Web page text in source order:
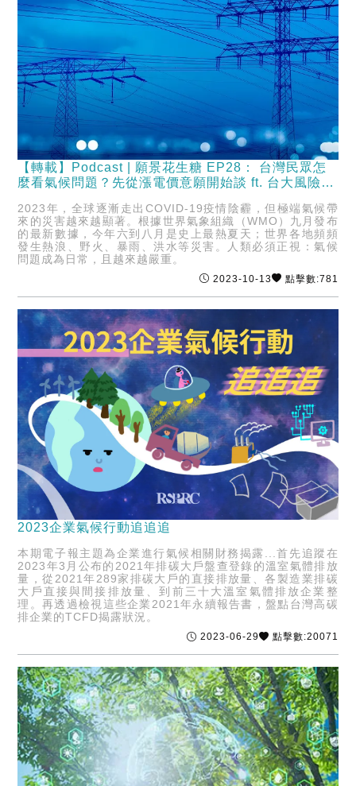
【轉載】Podcast | 願景花生糖 EP28： 台灣民眾怎
麼看氣候問題？先從漲電價意願開始談 ft. 台大風險中
2023年，全球逐漸走出COVID-19疫情陰霾，但極端氣候帶
來的災害越來越顯著。根據世界氣象組織（WMO）九月發布
的最新數據，今年六到八月是史上最熱夏天；世界各地頻頻
發生熱浪、野火、暴雨、洪水等災害。人類必須正視：氣候
問題成為日常，且越來越嚴重。
2023-10-13 點擊數:781
2023企業氣候行動追追追
本期電子報主題為企業進行氣候相關財務揭露...首先追蹤在
2023年3月公布的2021年排碳大戶盤查登錄的溫室氣體排放
量，從2021年289家排碳大戶的直接排放量、各製造業排碳
大戶直接與間接排放量、到前三十大溫室氣體排放企業整
理。再透過檢視這些企業2021年永續報告書，盤點台灣高碳
排企業的TCFD揭露狀況。
2023-06-29 點擊數:20071